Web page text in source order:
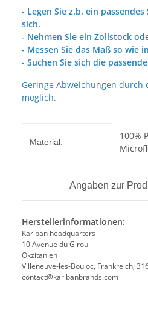
- Legen Sie z.b. ein
sich.
- Nehmen Sie ein Zollstock
- Messen Sie das Maß so wie
- Suchen Sie sich die
Geringe Abweichungen durch
möglich.
Material:
100%
Angaben zur
Herstellerinformationen:
Kariban headquarters
10 Avenue du Girou
Okzitanien
Villeneuve-les-Bouloc, Frankreich,
contact@karibanbrands.com